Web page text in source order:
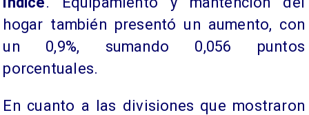
hogar también presentó un aumento, con
un 0,9%, sumando 0,056 puntos
porcentuales.
En cuanto a las divisiones que mostraron